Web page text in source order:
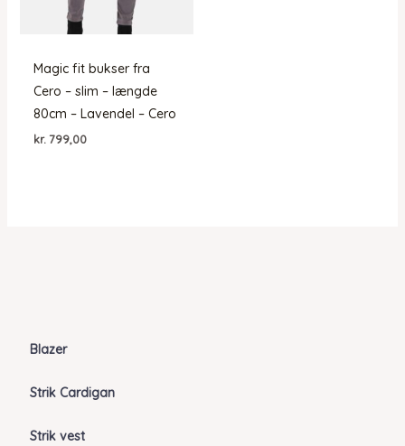
Blazer
Strik Cardigan
Strik vest
Magic fit bukser fra
Cero – slim – længde
80cm – Lavendel – Cero
kr. 799,00